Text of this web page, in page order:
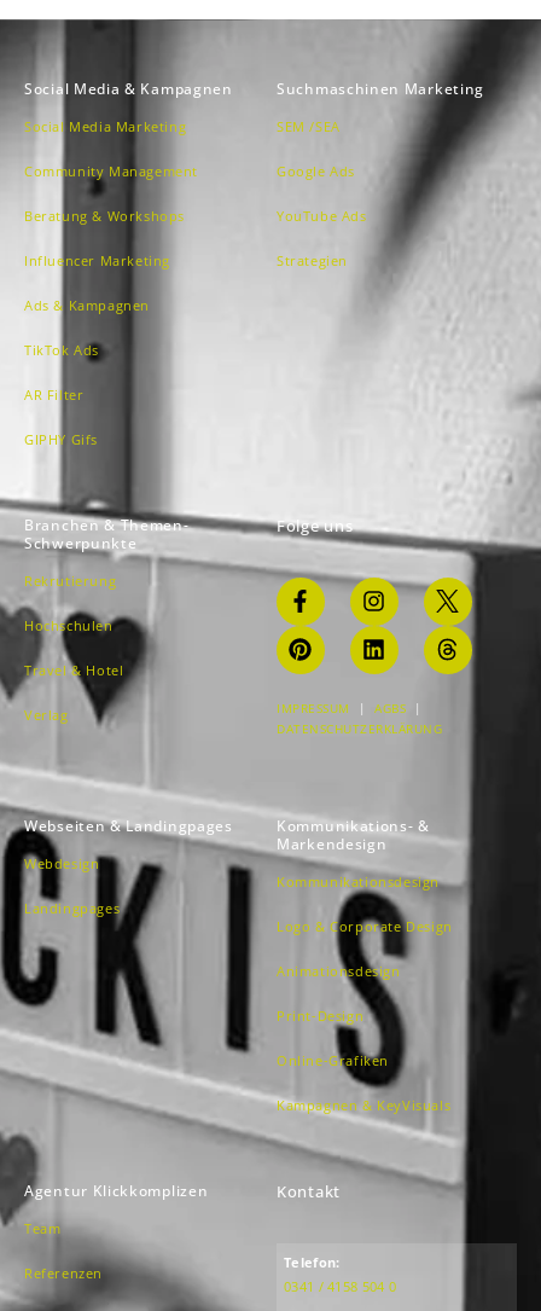
Social Media & Kampagnen
Social Media Marketing
Community Management
Beratung & Workshops
Influencer Marketing
Ads & Kampagnen
TikTok Ads
AR Filter
GIPHY Gifs
Suchmaschinen Marketing
SEM /SEA
Google Ads
YouTube Ads
Strategien
Branchen & Themen-
Schwerpunkte
Rekrutierung
Hochschulen
Travel & Hotel
Verlag
Folge uns
IMPRESSUM | AGBS |
DATENSCHUTZERKLÄRUNG
Webseiten & Landingpages
Webdesign
Landingpages
Kommunikations- &
Markendesign
Kommunikationsdesign
Logo & Corporate Design
Animationsdesign
Print-Design
Online-Grafiken
Kampagnen & KeyVisuals
Agentur Klickkomplizen
Team
Referenzen
Kontakt
Telefon:
0341 / 4158 504 0